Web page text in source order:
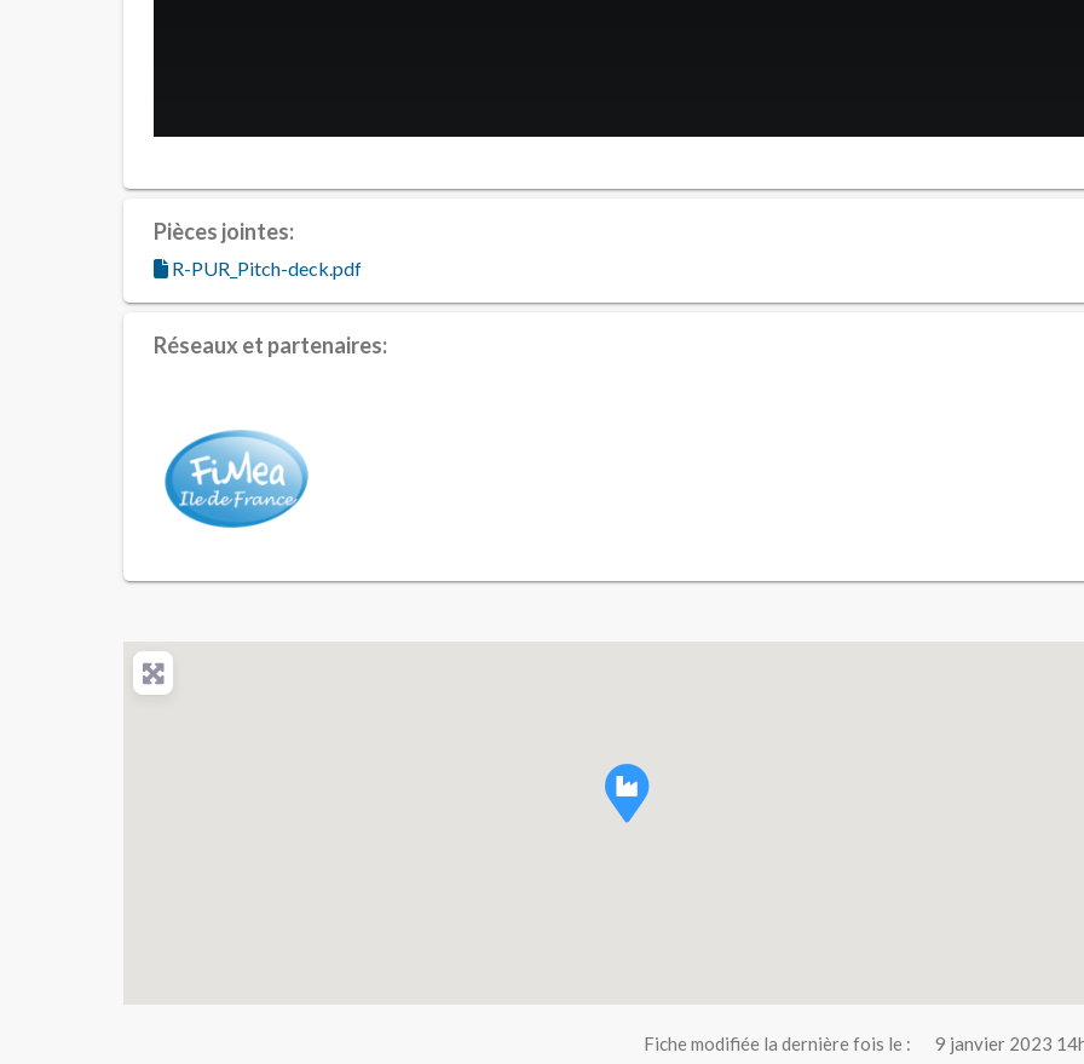
Pièces jointes:
R-PUR_Pitch-deck.pdf
Réseaux et partenaires:
Fiche modifiée la dernière fois le : 9 janvier 2023